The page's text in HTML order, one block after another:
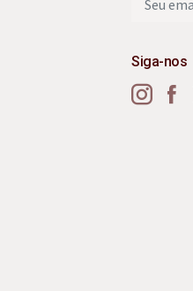
Siga-nos